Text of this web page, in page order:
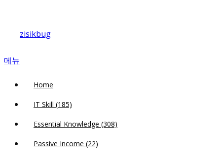
바
zisikbug
메뉴
Home
IT Skill (185)
Essential Knowledge (308)
Passive Income (22)